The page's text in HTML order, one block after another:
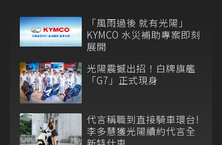
「風雨過後 就有光陽」
KYMCO 水災補助專案即刻
展開
光陽震撼出招！白牌旗艦
「G7」正式現身
代言稱職到直接騎車環台!
李多慧獲光陽續約代言全